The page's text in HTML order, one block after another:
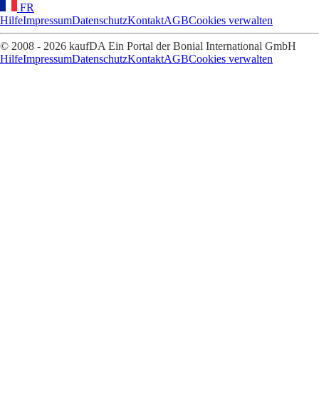
FR
HilfeImpressumDatenschutzKontaktAGBCookies verwalten
© 2008 - 2026 kaufDA Ein Portal der Bonial International GmbH
HilfeImpressumDatenschutzKontaktAGBCookies verwalten